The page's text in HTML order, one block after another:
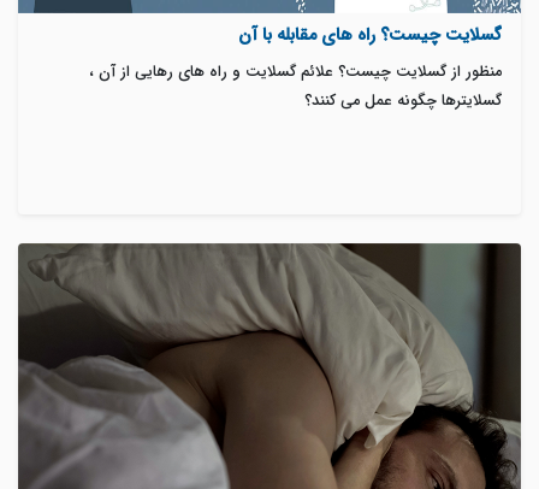
گسلایت چیست؟ راه های مقابله با آن
منظور از گسلایت چیست؟ علائم گسلایت و راه های رهایی از آن ،
گسلایترها چگونه عمل می کنند؟